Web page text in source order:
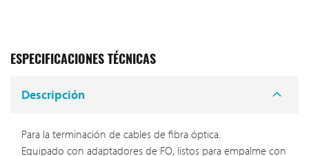
ESPECIFICACIONES TÉCNICAS
Descripción
Para la terminación de cables de fibra óptica.
Equipado con adaptadores de FO, listos para empalme con